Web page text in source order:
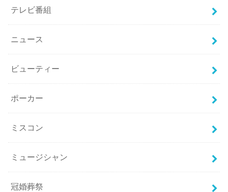
テレビ番組
ニュース
ビューティー
ポーカー
ミスコン
ミュージシャン
冠婚葬祭